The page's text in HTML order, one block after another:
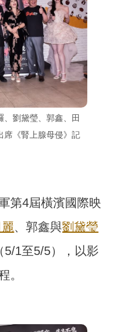
、劉黛瑩、郭鑫、田
席《腎上腺母侵》記
第4屆橫濱國際映
、郭鑫與劉黛瑩
5/1至5/5），以影
。